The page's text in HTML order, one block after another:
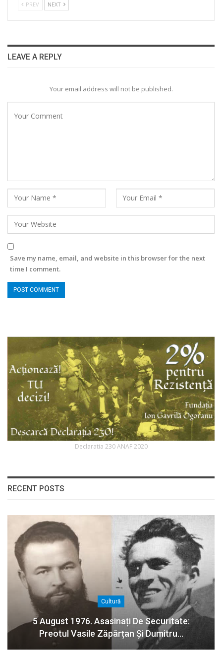
PREV NEXT
LEAVE A REPLY
Your email address will not be published.
Save my name, email, and website in this browser for the next
time I comment.
Declaratia 230 ANAF 2020
RECENT POSTS
Cultură
5 August 1976. Asasinați De Securitate:
Preotul Vasile Zăpârțan Și Dumitru…